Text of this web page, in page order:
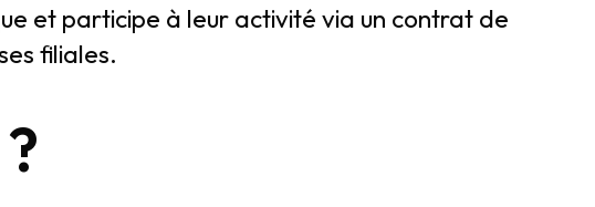
et participe à leur activité via un contrat de
filiales.